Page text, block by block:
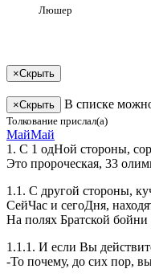
Люшер
×Скрыть
×Скрыть В списке
Толкование прислал(а)
МайМай
1. С 1 одНой стороны,
Это пророческая, 33
1.1. С другой стороны,
СейЧас и сегоДня,
На полях Братской
1.1.1. И если Вы
-То почему, до сих пор,